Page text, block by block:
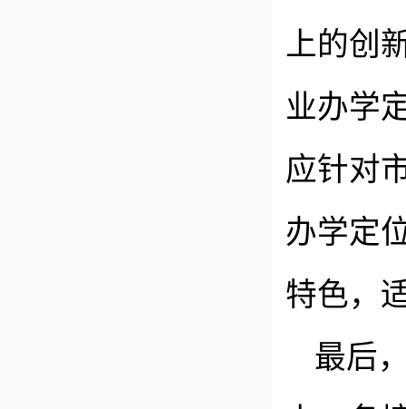
上的创
业办学
应针对
办学定
特色，
最后